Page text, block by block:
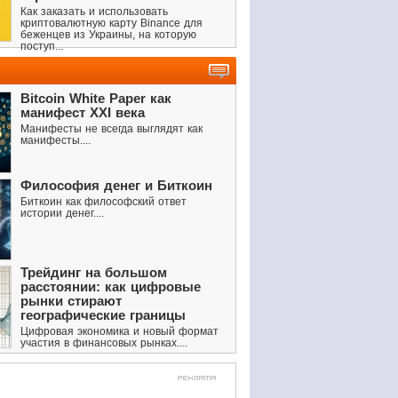
Как заказать и использовать
криптовалютную карту Binance для
беженцев из Украины, на которую
поступ...
Bitcoin White Paper как
манифест XXI века
Манифесты не всегда выглядят как
манифесты....
Философия денег и Биткоин
Биткоин как философский ответ
истории денег....
Трейдинг на большом
расстоянии: как цифровые
рынки стирают
географические границы
Цифровая экономика и новый формат
участия в финансовых рынках....